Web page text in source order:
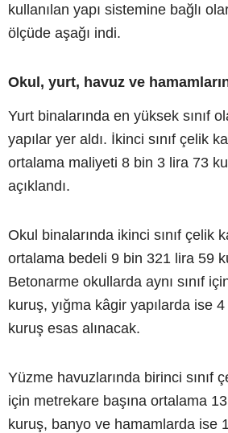
kullanılan yapı sistemine bağlı
ölçüde aşağı indi.
Okul, yurt, havuz ve
Yurt binalarında en yüksek sınıf
yapılar yer aldı. İkinci sınıf çelik
ortalama maliyeti 8 bin 3 lira 73
açıklandı.
Okul binalarında ikinci sınıf çelik
ortalama bedeli 9 bin 321 lira 59
Betonarme okullarda aynı sınıf
kuruş, yığma kâgir yapılarda ise
kuruş esas alınacak.
Yüzme havuzlarında birinci sınıf
için metrekare başına ortalama
kuruş, banyo ve hamamlarda ise